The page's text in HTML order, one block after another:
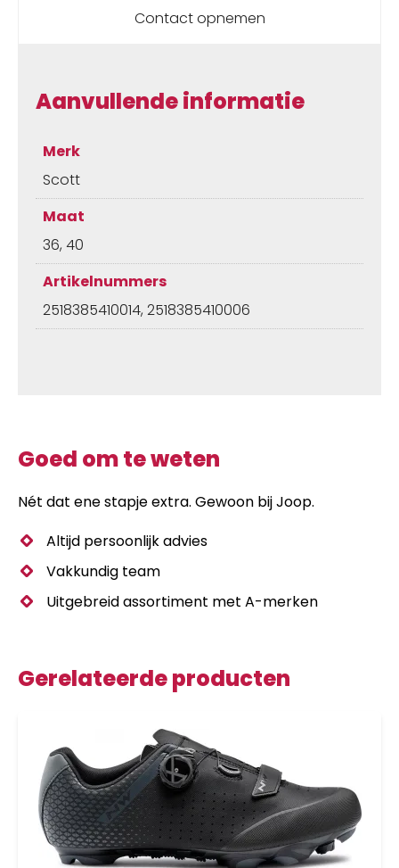
Contact opnemen
Aanvullende informatie
Merk
Scott
Maat
36, 40
Artikelnummers
2518385410014, 2518385410006
Goed om te weten
Nét dat ene stapje extra. Gewoon bij Joop.
Altijd persoonlijk advies
Vakkundig team
Uitgebreid assortiment met A-merken
Gerelateerde producten